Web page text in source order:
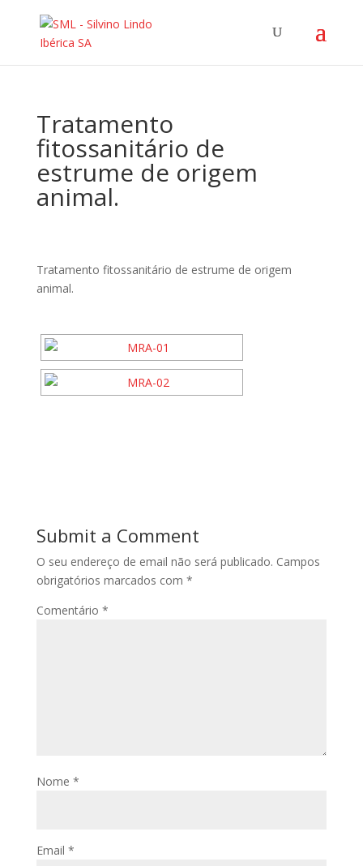
Tratamento
fitossanitário de
estrume de origem
animal.
Tratamento fitossanitário de estrume de origem
animal.
Submit a Comment
O seu endereço de email não será publicado. Campos
obrigatórios marcados com *
Comentário *
Nome *
Email *